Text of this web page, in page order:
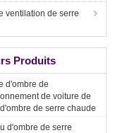
ventilation de serre
Produits
d'ombre de
de voiture de
de serre chaude
d'ombre de serre